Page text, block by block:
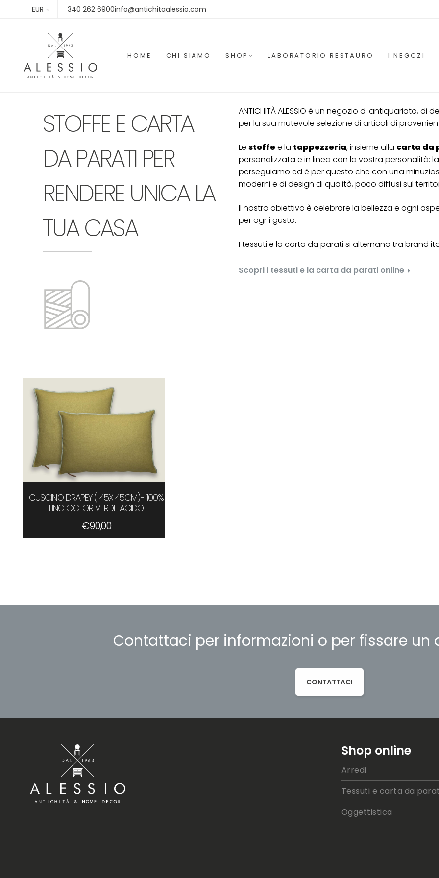
EUR 340 262 6900info@antichitaalessio.com
HOME CHI SIAMO SHOP LABORATORIO RESTAURO I NEGOZI
STOFFE E CARTA
DA PARATI PER
RENDERE UNICA LA
TUA CASA
ANTICHITÀ ALESSIO è un negozio di antiquariato, di
per la sua mutevole selezione di articoli di
Le stoffe e la tappezzeria, insieme alla carta da
personalizzata e in linea con la vostra personalità:
perseguiamo ed è per questo che con una
moderni e di design di qualità, poco diffusi sul
Il nostro obiettivo è celebrare la bellezza e ogni
per ogni gusto.
I tessuti e la carta da parati si alternano tra brand
Scopri i tessuti e la carta da parati online
CUSCINO DRAPEY ( 45X 45CM)- 100%
LINO COLOR VERDE ACIDO
€90,00
Contattaci per informazioni o per fissare
CONTATTACI
Shop online
Arredi
Tessuti e carta da
Oggettistica